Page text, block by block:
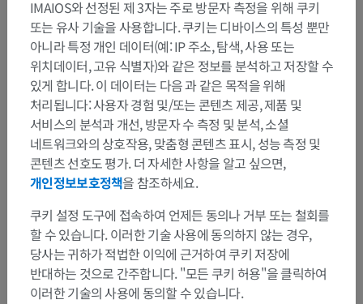
IMAIOS와 선정된 제 3자는 주로 방문자 측정을 위해 쿠키
또는 유사 기술을 사용합니다. 쿠키는 디바이스의 특성 뿐만
아니라 특정 개인 데이터(예: IP 주소, 탐색, 사용 또는
위치데이터, 고유 식별자)와 같은 정보를 분석하고 저장할 수
있게 합니다. 이 데이터는 다음 과 같은 목적을 위해
처리됩니다: 사용자 경험 및/또는 콘텐츠 제공, 제품 및
서비스의 분석과 개선, 방문자 수 측정 및 분석, 소셜
네트워크와의 상호작용, 맞춤형 콘텐츠 표시, 성능 측정 및
콘텐츠 선호도 평가. 더 자세한 사항을 알고 싶으면,
개인정보보호정책을 참조하세요.
쿠키 설정 도구에 접속하여 언제든 동의나 거부 또는 철회를
할 수 있습니다. 이러한 기술 사용에 동의하지 않는 경우,
당사는 귀하가 적법한 이익에 근거하여 쿠키 저장에
반대하는 것으로 간주합니다. "모든 쿠키 허용"을 클릭하여
이러한 기술의 사용에 동의할 수 있습니다.